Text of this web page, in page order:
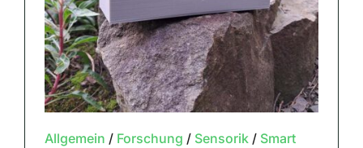
Allgemein / Forschung / Sensorik/ Smart